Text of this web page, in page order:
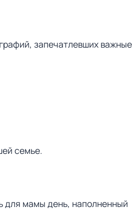
запечатлевших важные
семье.
для мамы день, наполненный